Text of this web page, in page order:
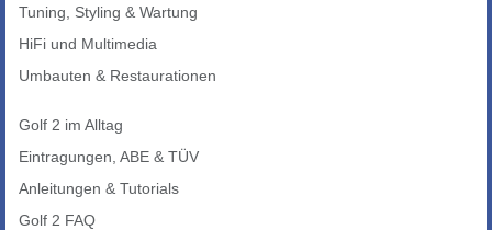
Tuning, Styling & Wartung
HiFi und Multimedia
Umbauten & Restaurationen
Golf 2 im Alltag
Eintragungen, ABE & TÜV
Anleitungen & Tutorials
Golf 2 FAQ